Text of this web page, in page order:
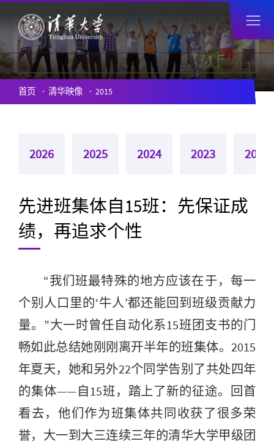
先进班集体自15班：先保证成
绩，再追求个性
首页 清华映像 2015
2026 2025 2024 2023 2022
“我们班最特殊的地方应该在于，每一
个别人口里的‘牛人’都还能回到班级贡献力
量。”大一时曾任自动化系15班团支书的门
畅如此总结她刚刚离开半年的班集体。2015
年夏天，她和另外22个同学告别了共处四年
的集体——自15班，踏上了新的征途。回首
看去，他们作为班集体共同收获了很多荣
誉，大一到大三连续三年的清华大学甲级团